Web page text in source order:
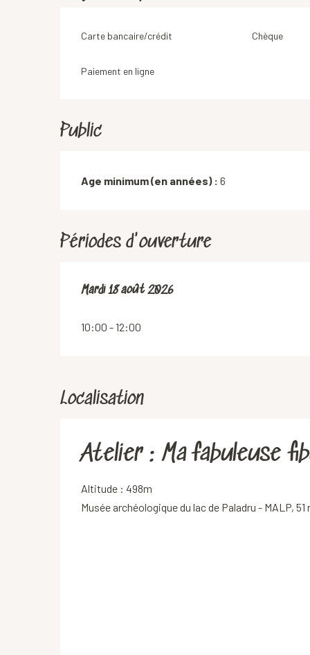
Carte bancaire/crédit Chèque
Paiement en ligne
Public
Age minimum (en années) : 6
Périodes d'ouverture
Mardi 18 août 2026
Mardi 18 août 2026
10:00 - 12:00
Localisation
Atelier : Ma fabuleuse
Altitude : 498m
Musée archéologique du lac de Paladru - MALP,